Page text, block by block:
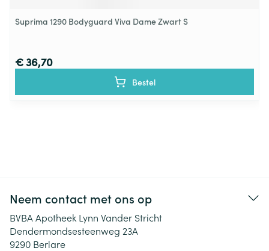
Suprima 1290 Bodyguard Viva Dame Zwart S
€ 36,70
Bestel
Neem contact met ons op
BVBA Apotheek Lynn Vander Stricht
Dendermondsesteenweg 23A
9290 Berlare